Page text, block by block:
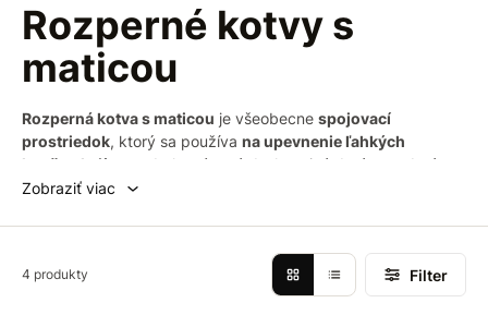
Rozperné kotvy s
maticou
Rozperná kotva s maticou je všeobecne spojovací
prostriedok, ktorý sa používa na upevnenie ľahkých
konštrukcií
na sadrokartónové dosky a iné duté stavebné
materiály. Krídla prechádzajú otvorom v doske a
uchytenie. Táto kotva je vyrobená z galvanicky
a je určená pre použitie v interiéri.
Zobraziť viac
4 produkty Filter